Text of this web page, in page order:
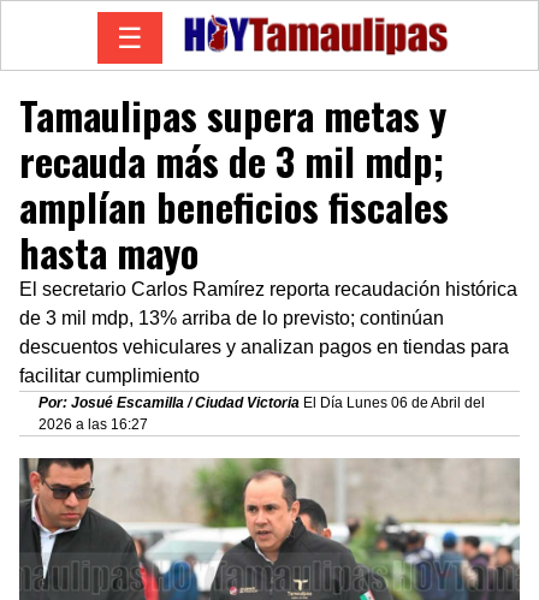
☰
Tamaulipas supera metas y
recauda más de 3 mil mdp;
amplían beneficios fiscales
hasta mayo
El secretario Carlos Ramírez reporta recaudación histórica
de 3 mil mdp, 13% arriba de lo previsto; continúan
descuentos vehiculares y analizan pagos en tiendas para
facilitar cumplimiento
Por: Josué Escamilla / Ciudad Victoria El Día Lunes 06 de Abril del
2026 a las 16:27